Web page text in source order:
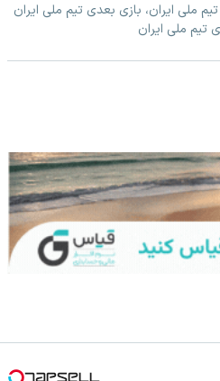
ملی ایران، بازی بعدی تیم ملی ایران
تیم ملی ایران